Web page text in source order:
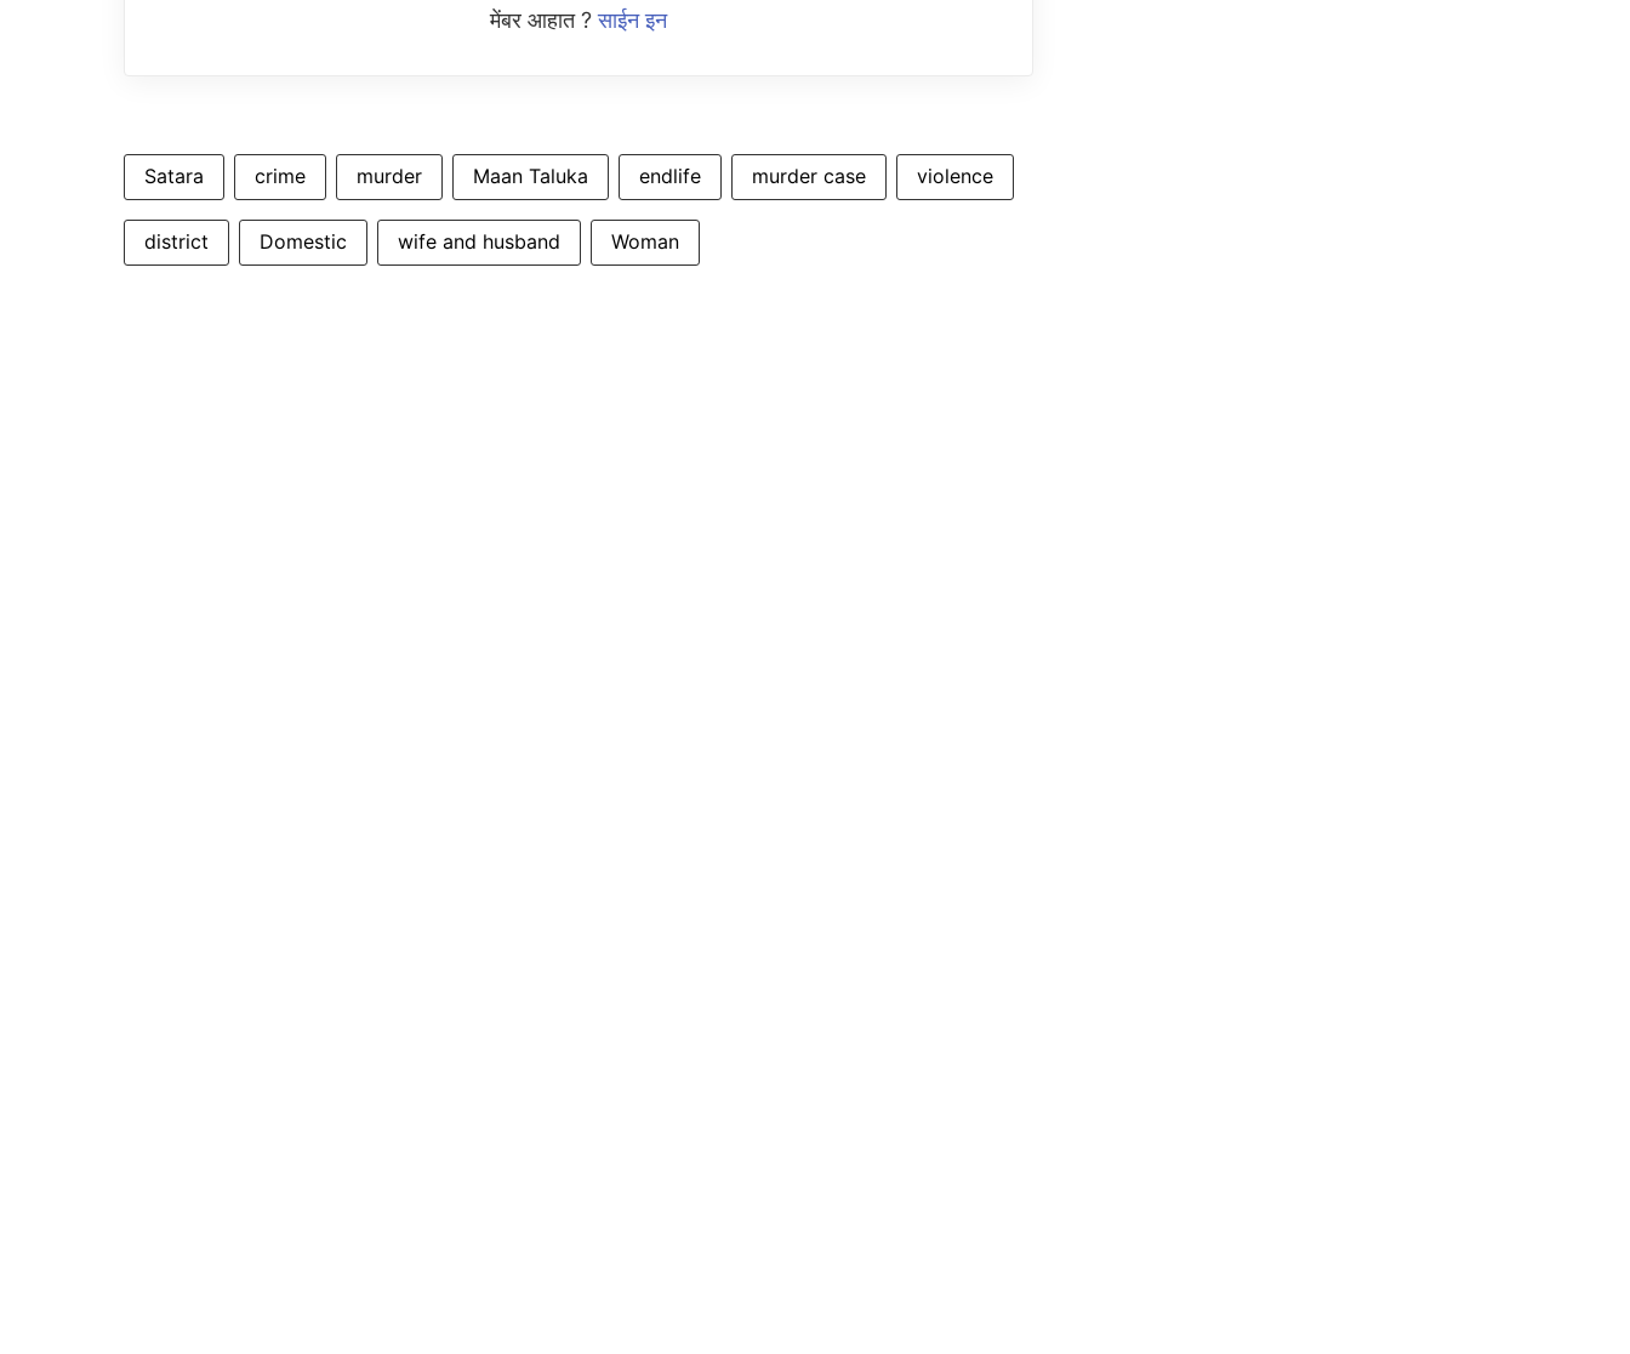
मेंबर आहात ?साईन इन
Satara crime murder Maan Taluka endlife murder case violence
district Domestic wife and husband Woman